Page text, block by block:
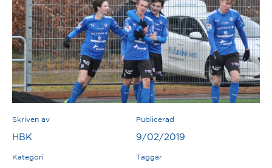
Skriven av
HBK
Publicerad
9/02/2019
Kategori Taggar